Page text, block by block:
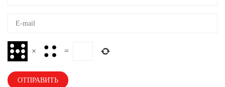
× =